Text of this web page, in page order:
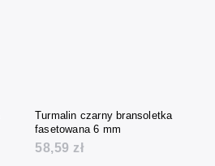
Turmalin czarny bransoletka
fasetowana 6 mm
58,59 zł